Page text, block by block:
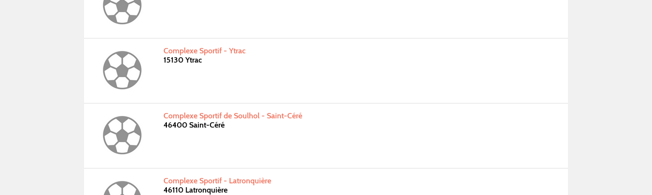
Complexe Sportif - Ytrac
15130 Ytrac
Complexe Sportif de Soulhol - Saint-Céré
46400 Saint-Céré
Complexe Sportif - Latronquière
46110 Latronquière